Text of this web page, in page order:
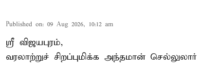
Published on: 09 Aug 2026, 10:12 am
ஸ்ரீ விஜயபுரம்,
வரலாற்றுச் சிறப்புமிக்க அந்தமான் செல்லுலார்